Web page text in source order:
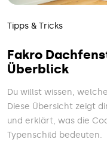
Tipps & Tricks
Fakro
Überblick
Du willst wissen,
Diese Übersicht zeigt
und erklärt, was die
Typenschild bedeuten.